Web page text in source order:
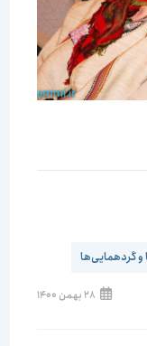
28 بهمن 1400